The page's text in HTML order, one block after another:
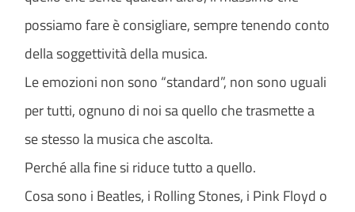
possiamo fare è consigliare, sempre tenendo conto
della soggettività della musica.
Le emozioni non sono “standard”, non sono uguali
per tutti, ognuno di noi sa quello che trasmette a
se stesso la musica che ascolta.
Perché alla fine si riduce tutto a quello.
Cosa sono i Beatles, i Rolling Stones, i Pink Floyd o